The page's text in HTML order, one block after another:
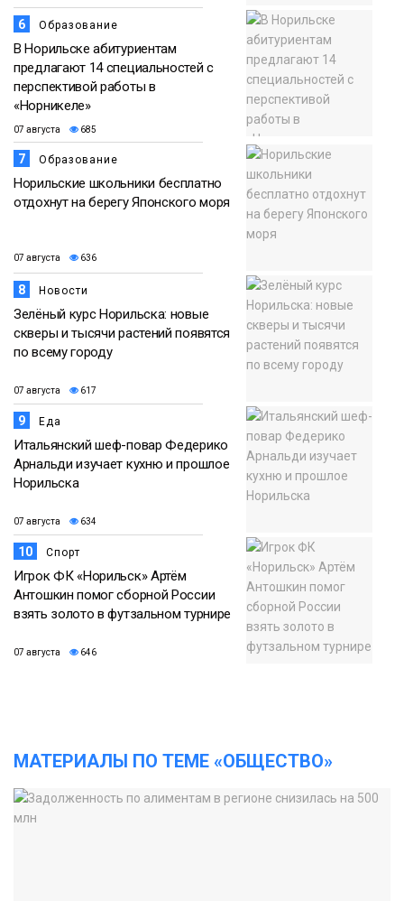
6 Образование
В Норильске абитуриентам
предлагают 14 специальностей с
перспективой работы в
«Норникеле»
07 августа 685
7 Образование
Норильские школьники бесплатно
отдохнут на берегу Японского моря
07 августа 636
8 Новости
Зелёный курс Норильска: новые
скверы и тысячи растений появятся
по всему городу
07 августа 617
9 Еда
Итальянский шеф-повар Федерико
Арнальди изучает кухню и прошлое
Норильска
07 августа 634
10 Спорт
Игрок ФК «Норильск» Артём
Антошкин помог сборной России
взять золото в футзальном турнире
07 августа 646
МАТЕРИАЛЫ ПО ТЕМЕ «ОБЩЕСТВО»